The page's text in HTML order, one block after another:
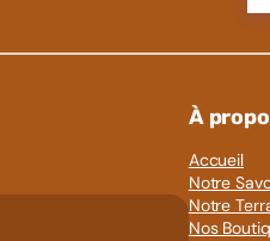
À
Accueil
Notre
Notre
Nos